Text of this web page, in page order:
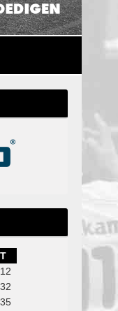
T
12
32
35